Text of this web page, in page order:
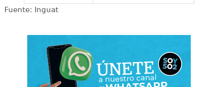
Fuente: Inguat